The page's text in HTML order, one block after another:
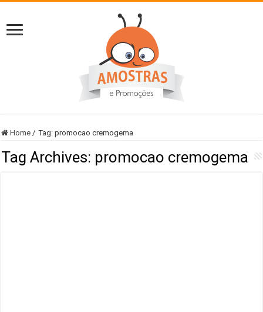
Home / Tag:promocao cremogema
Tag Archives: promocao cremogema